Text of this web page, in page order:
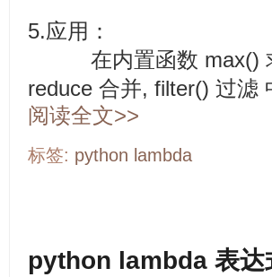
5.应用：
在内置函数 max()
reduce 合并, filter() 过滤
阅读全文>>
标签: python lambda
python lambda 表达